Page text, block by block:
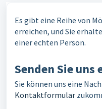
Es gibt eine Reihe von
erreichen, und Sie
einer echten Person.
Senden Sie
Sie können uns eine
Kontaktformular